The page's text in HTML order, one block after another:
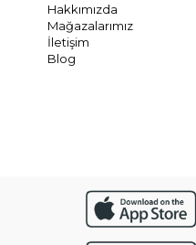
Hakkımızda
Mağazalarımız
İletişim
Blog